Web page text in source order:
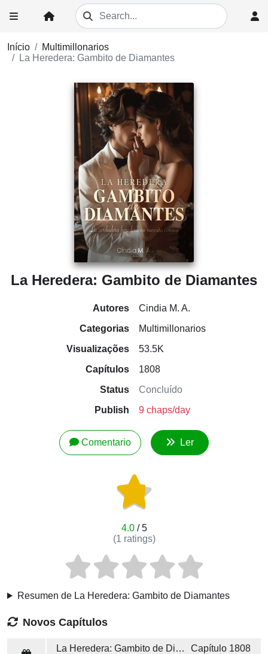
Início
Multimillonarios
La Heredera: Gambito de Diamantes
La Heredera: Gambito de Diamantes
Autores
Cindia M. A.
Categorias
Multimillonarios
Visualizações
53.5K
Capítulos
1808
Status
Concluído
Publish
9 chaps/day
Comentario Ler
4.0/ 5
(1 ratings)
Resumen de La Heredera: Gambito de Diamantes
Novos Capítulos
La Heredera: Gambito de Diamantes Capítulo 1808